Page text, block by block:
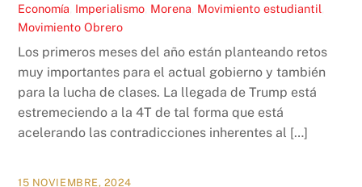
Economía Imperialismo Morena Movimiento estudiantil
Movimiento Obrero
Los primeros meses del año están planteando retos
muy importantes para el actual gobierno y también
para la lucha de clases. La llegada de Trump está
estremeciendo a la 4T de tal forma que está
acelerando las contradicciones inherentes al […]
15 NOVIEMBRE, 2024